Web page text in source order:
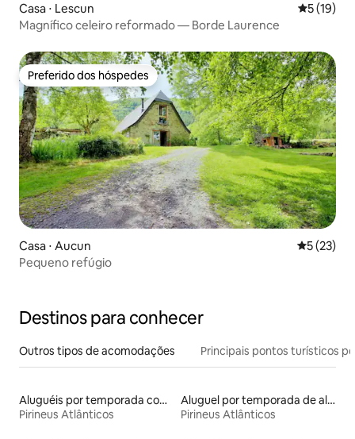
Casa ⋅ Lescun 5 de uma
5 (19)
Magnífico celeiro reformado — Borde Laurence
Preferido dos hóspedes
Preferido dos hóspedes
Casa ⋅ Aucun 5 de uma
5 (23)
Pequeno refúgio
Destinos para conhecer
Outros tipos de acomodações Principais pontos turísticos
Aluguéis por temporada com café da manhã
Pirineus Atlânticos
Aluguel por temporada de alojamentos ecológicos
Pirineus Atlânticos